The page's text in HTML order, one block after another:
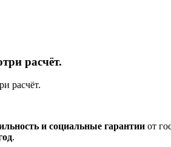
расчёт.
расчёт.
и социальные гарантии от
.